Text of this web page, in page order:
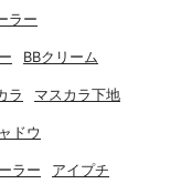
ラー
BBクリーム
ラ マスカラ下地
ドウ
ラー アイプチ